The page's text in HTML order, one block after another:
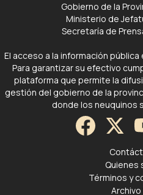
Gobierno de la
Ministerio de
Secretaría de
El acceso a la información
Para garantizar su efectivo
plataforma que permite la
gestión del gobierno de la
donde los neuquinos
Quienes
Términos y
Archivo